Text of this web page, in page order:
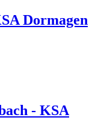
Dormagen
- KSA